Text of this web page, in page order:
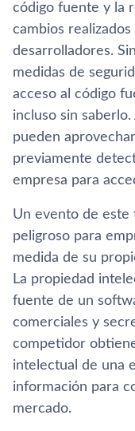
código fuente y la
cambios
desarrolladores.
medidas de
acceso al código
incluso sin
pueden
previamente
empresa para
Un evento de este
peligroso para
medida de su
La propiedad
fuente de un
comerciales y
competidor
intelectual de una
información para
mercado.